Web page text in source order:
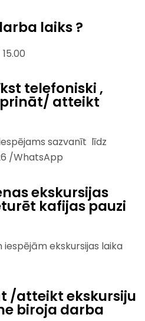
laiks ?
telefoniski ,
atteikt
sazvanīt līdz
/WhatsApp
ekskursijas
kafijas pauzi
ekskursijas laika
/atteikt ekskursiju
biroja darba